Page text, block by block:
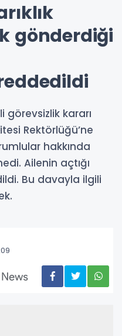
gönderdiği
görevsizlik kararı
Rektörlüğü’ne
hakkında
Ailenin açtığı
Bu davayla ilgili